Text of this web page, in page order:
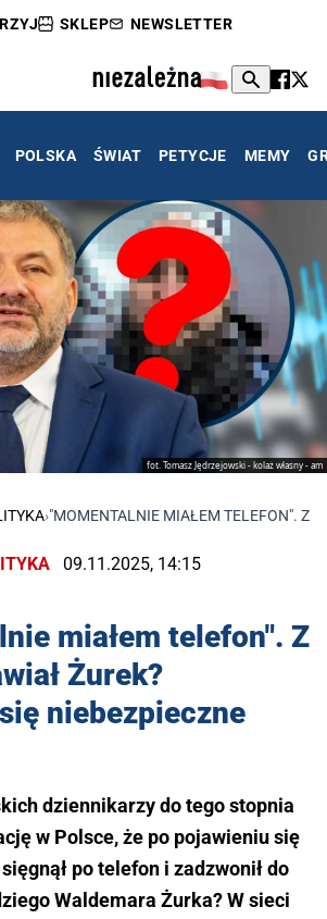
SKLEP NEWSLETTER
POLSKA ŚWIAT PETYCJE MEMY
fot. Tomasz Jędrzejowski - kolaż własny - am
›"MOMENTALNIE MIAŁEM TELEFON". Z
09.11.2025, 14:15
miałem telefon". Z
Żurek?
niebezpieczne
dziennikarzy do tego stopnia
w Polsce, że po pojawieniu się
po telefon i zadzwonił do
Waldemara Żurka? W sieci